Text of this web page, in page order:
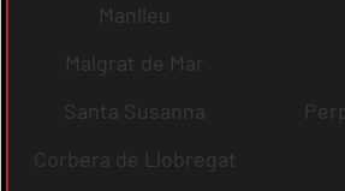
Manlleu
Malgrat de Mar
Santa Susanna
Corbera de Llobregat